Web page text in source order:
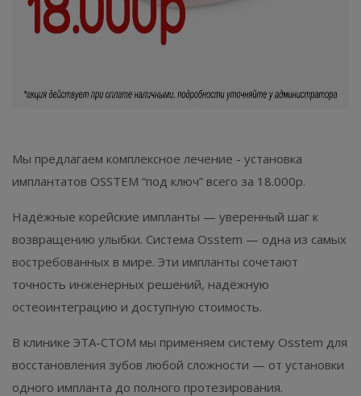
Мы предлагаем комплексное лечение - установка
имплантатов OSSTEM “под ключ” всего за 18.000р.
Надёжные корейские импланты — уверенный шаг к
возвращению улыбки. Система Osstem — одна из самых
востребованных в мире. Эти импланты сочетают
точность инженерных решений, надёжную
остеоинтеграцию и доступную стоимость.
В клинике ЭТА-СТОМ мы применяем систему Osstem для
восстановления зубов любой сложности — от установки
одного импланта до полного протезирования.